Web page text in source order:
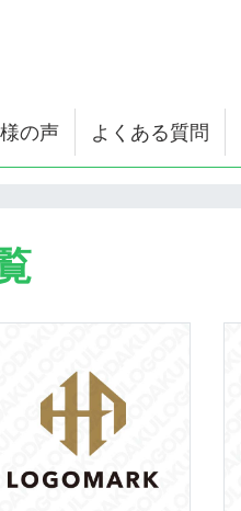
の声 よくある質問